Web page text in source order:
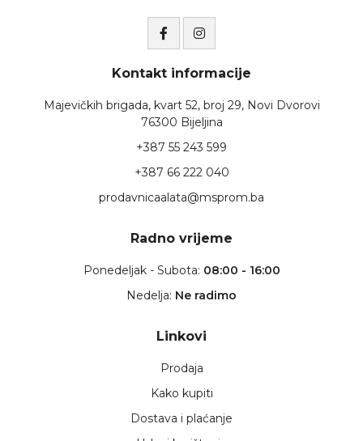
Kontakt informacije
Majevičkih brigada, kvart 52, broj 29, Novi Dvorovi
76300 Bijeljina
+387 55 243 599
+387 66 222 040
prodavnicaalata@msprom.ba
Radno vrijeme
Ponedeljak - Subota: 08:00 - 16:00
Nedelja: Ne radimo
Linkovi
Prodaja
Kako kupiti
Dostava i plaćanje